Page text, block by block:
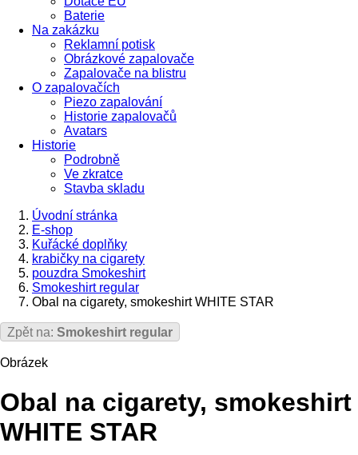
Baterie
Na zakázku
Reklamní potisk
Obrázkové zapalovače
Zapalovače na blistru
O zapalovačích
Piezo zapalování
Historie zapalovačů
Avatars
Historie
Podrobně
Ve zkratce
Stavba skladu
Úvodní stránka
E-shop
Kuřácké doplňky
krabičky na cigarety
pouzdra Smokeshirt
Smokeshirt regular
Obal na cigarety, smokeshirt WHITE STAR
Zpět na: Smokeshirt regular
Obrázek
Obal na cigarety, smokeshirt
WHITE STAR